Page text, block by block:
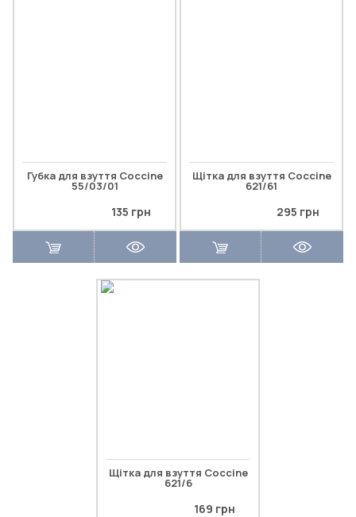
Губка для взуття Coccine
55/03/01
135 грн
Щітка для взуття Coccine
621/61
295 грн
Щітка для взуття Coccine
621/6
169 грн